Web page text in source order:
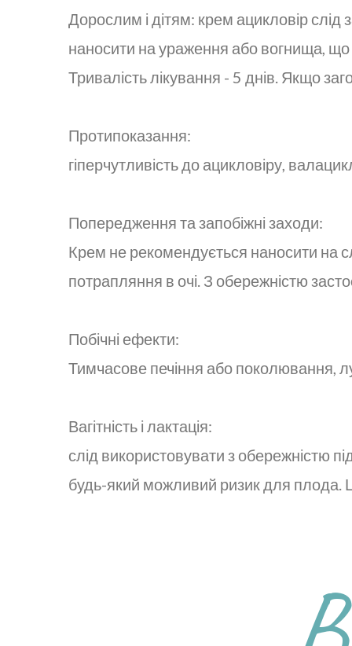
Дорослим і дітям: крем ацикловір слід
наносити на ураження або вогнища, що
Тривалість лікування - 5 днів. Якщо
Протипоказання:
гіперчутливість до ацикловіру,
Попередження та запобіжні заходи:
Крем не рекомендується наносити на
потрапляння в очі. З обережністю
Побічні ефекти:
Тимчасове печіння або поколювання,
Вагітність і лактація:
слід використовувати з обережністю
будь-який можливий ризик для плода.